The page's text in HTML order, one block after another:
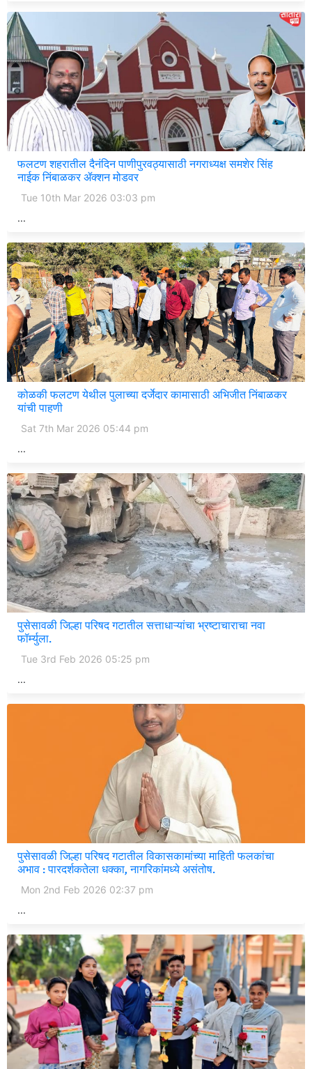
फलटण शहरातील दैनंदिन पाणीपुरवठ्यासाठी नगराध्यक्ष समशेर सिंह
नाईक निंबाळकर ॲक्शन मोडवर
Tue 10th Mar 2026 03:03 pm
...
कोळकी फलटण येथील पुलाच्या दर्जेदार कामासाठी अभिजीत निंबाळकर
यांची पाहणी
Sat 7th Mar 2026 05:44 pm
...
पुसेसावळी जिल्हा परिषद गटातील सत्ताधाऱ्यांचा भ्रष्टाचाराचा नवा
फॉर्म्युला.
Tue 3rd Feb 2026 05:25 pm
...
पुसेसावळी जिल्हा परिषद गटातील विकासकामांच्या माहिती फलकांचा
अभाव : पारदर्शकतेला धक्का, नागरिकांमध्ये असंतोष.
Mon 2nd Feb 2026 02:37 pm
...